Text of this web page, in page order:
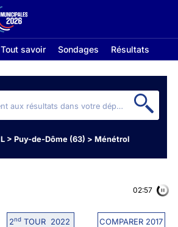
Tout savoir Sondages Résultats
> Puy-de-Dôme (63) > Ménétrol
2ndTOUR 2022 COMPARER 2017
02:56